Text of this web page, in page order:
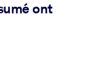
ont